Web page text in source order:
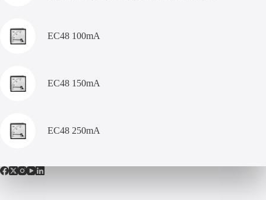
EC48 100mA
EC48 150mA
EC48 250mA